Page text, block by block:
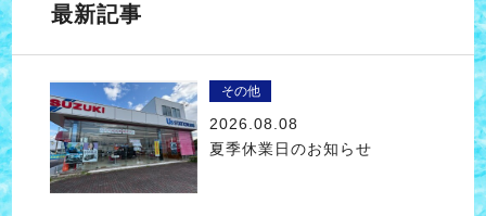
最新記事
その他
2026.08.08
夏季休業日のお知らせ